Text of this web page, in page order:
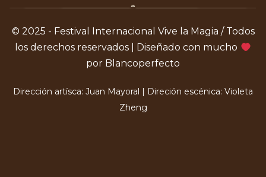
© 2025 - Festival Internacional Vive la Magia / Todos
los derechos reservados | Diseñado con mucho
por Blancoperfecto
Dirección artísca: Juan Mayoral | Direción escénica: Violeta
Zheng